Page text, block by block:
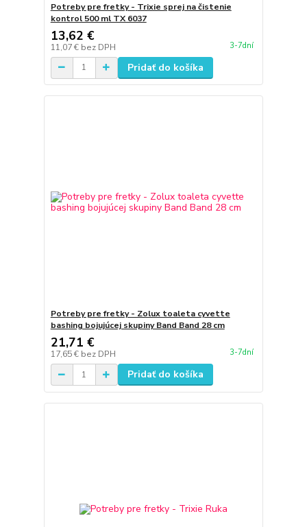
Potreby pre fretky - Trixie sprej na čistenie
kontrol 500 ml TX 6037
13,62 €
11,07 € bez DPH 3-7dní
Pridať do košíka
Potreby pre fretky - Zolux toaleta cyvette
bashing bojujúcej skupiny Band Band 28 cm
21,71 €
17,65 € bez DPH 3-7dní
Pridať do košíka